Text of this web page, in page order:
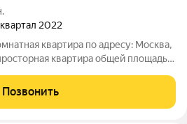
2022
квартира по адресу: Москва,
квартира общей площадью
уюта и современного
Позвонить